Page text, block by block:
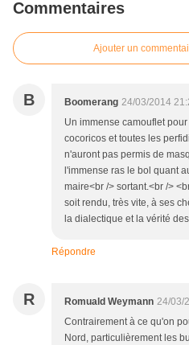
Commentaires
Ajouter un
B Boomerang 24/03/2014
Un immense camouflet
cocoricos et toutes les
n'auront pas permis de
l'immense ras le bol quant
maire<br /> sortant.<br />
soit rendu, très vite, à ses
la dialectique et la vérité
Répondre
R Romuald Weymann 24/03/
Contrairement à ce qu'on
Nord, particulièrement les